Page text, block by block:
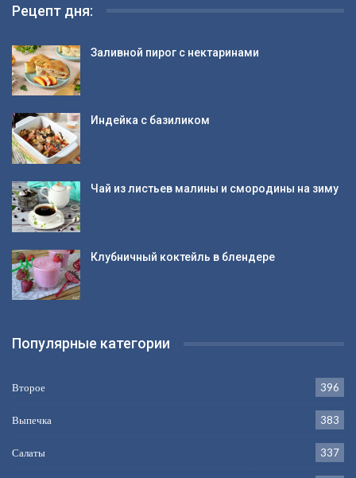
Рецепт дня:
Заливной пирог с нектаринами
Индейка с базиликом
Чай из листьев малины и смородины на зиму
Клубничный коктейль в блендере
Популярные категории
Второе 396
Выпечка 383
Салаты 337